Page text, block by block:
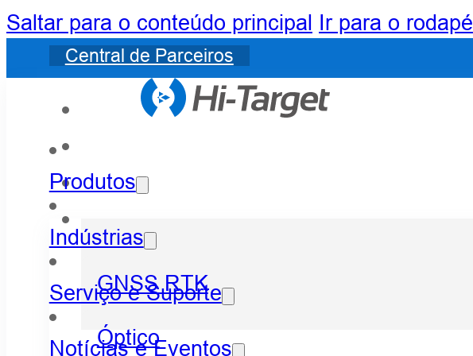
Saltar para o conteúdo principal Ir para o rodapé
Central de Parceiros
Produtos
GNSS RTK
Óptico
Indústrias
Serviço e Suporte
Notícias e Eventos